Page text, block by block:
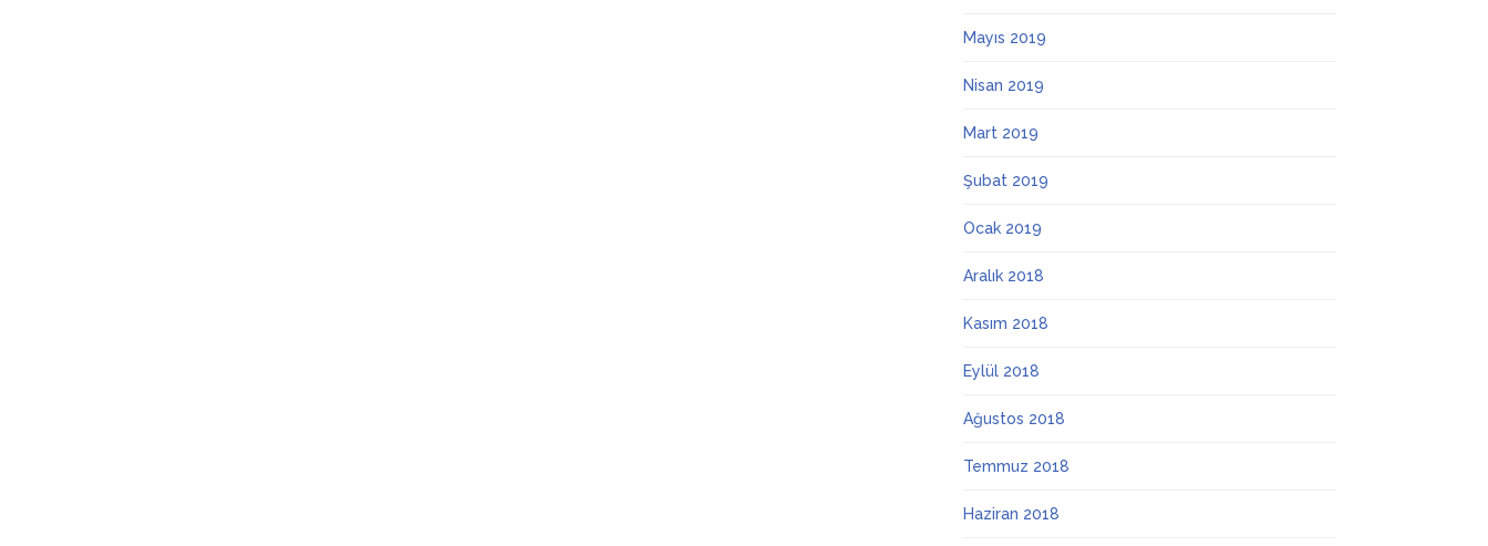
Mayıs 2019
Nisan 2019
Mart 2019
Şubat 2019
Ocak 2019
Aralık 2018
Kasım 2018
Eylül 2018
Ağustos 2018
Temmuz 2018
Haziran 2018